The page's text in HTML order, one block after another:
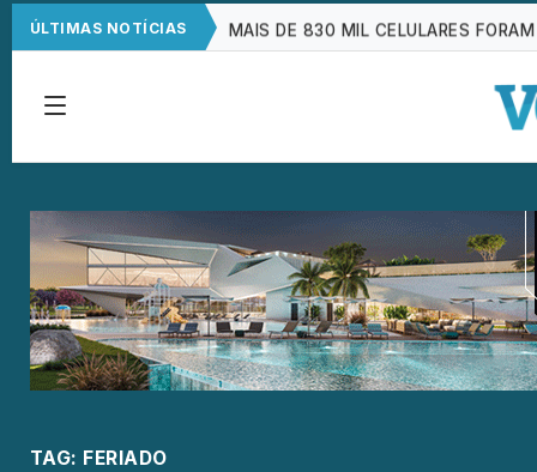
ÚLTIMAS NOTÍCIAS MAIS DE 830 MIL CELULARES
FAMÍLIAS BRASILEIRAS PERDERAM
TAG: FERIADO